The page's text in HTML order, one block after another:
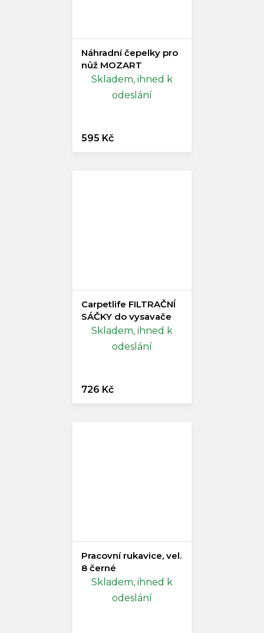
Náhradní čepelky pro
nůž MOZART
Skladem, ihned k
odeslání
595 Kč
Carpetlife FILTRAČNÍ
SÁČKY do vysavače
Skladem, ihned k
odeslání
726 Kč
Pracovní rukavice, vel.
8 černé
Skladem, ihned k
odeslání